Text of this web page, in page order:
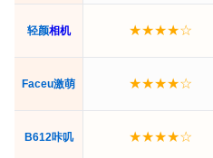
轻颜相机 ★★★★☆
Faceu激萌 ★★★★☆
B612咔叽 ★★★★☆